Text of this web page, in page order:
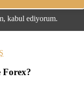
kabul ediyorum.
Forex?